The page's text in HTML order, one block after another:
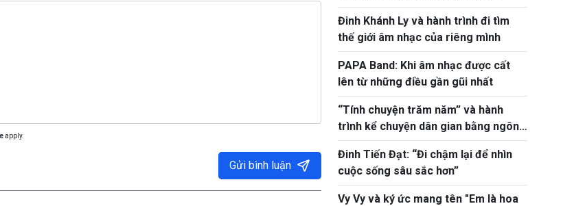
apply.
Gửi bình luận
Đinh Khánh Ly và hành trình đi tìm
thế giới âm nhạc của riêng mình
PAPA Band: Khi âm nhạc được cất
lên từ những điều gần gũi nhất
“Tính chuyện trăm năm” và hành
trình kể chuyện dân gian bằng ngôn
ngữ hôm nay
Đinh Tiến Đạt: “Đi chậm lại để nhìn
cuộc sống sâu sắc hơn”
Vy Vy và ký ức mang tên "Em là hoa